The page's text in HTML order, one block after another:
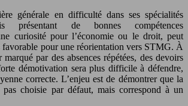
générale en difficulté dans ses spécialités
présentant de bonnes compétences
curiosité pour l’économie ou le droit, peut
pour une réorientation vers STMG. À
marqué par des absences répétées, des devoirs
démotivation sera plus difficile à défendre,
correcte. L’enjeu est de démontrer que la
choisie par défaut, mais correspond à un